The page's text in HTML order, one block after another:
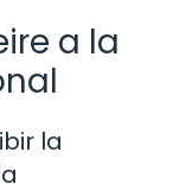
a la
la